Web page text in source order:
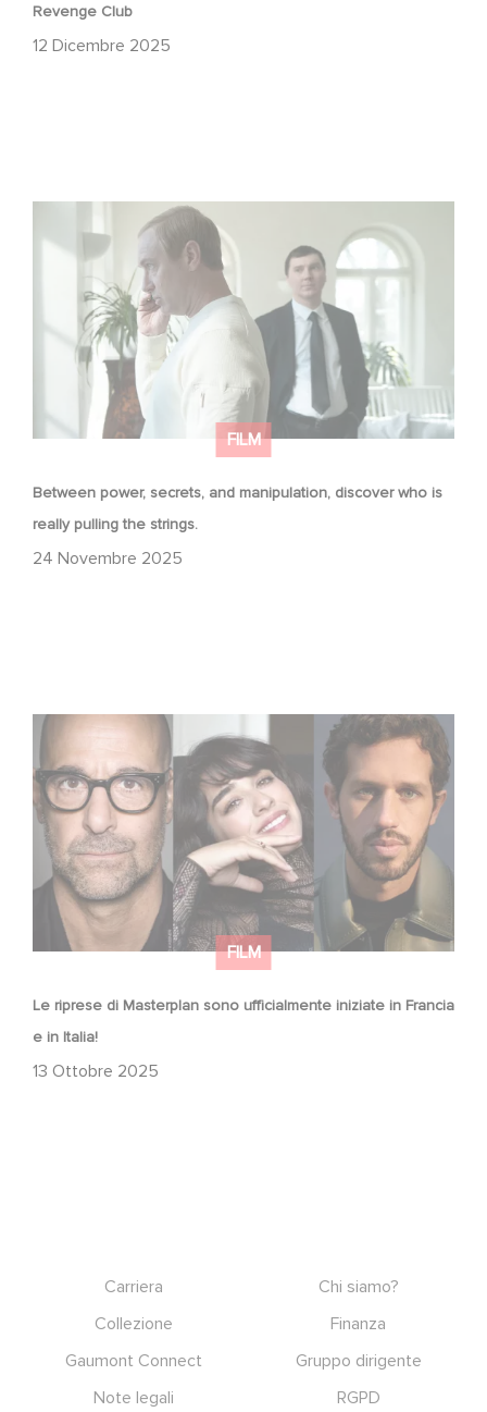
Revenge Club
12 Dicembre 2025
FILM
Between power, secrets, and manipulation, discover who is
really pulling the strings.
24 Novembre 2025
Between power, secrets, and manipulation, discover
who is really pulling the strings.
FILM
Le riprese di Masterplan sono ufficialmente iniziate in Francia
e in Italia!
13 Ottobre 2025
Le riprese di Masterplan sono ufficialmente iniziate in
Carriera
Chi siamo?
Collezione
Finanza
Gaumont Connect
Gruppo dirigente
Note legali
RGPD